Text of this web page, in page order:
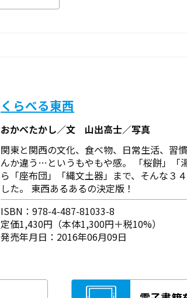
くらべる東西
おかべたかし／文 山出高士／写真
関東と関西の文化、食べ物、日常生活、習
んか違う…というもやもや感。 「桜餅」「
ら「座布団」「縄文土器」まで、そんな３
した。 東西あるあるの決定版！
ISBN：978-4-487-81033-8
定価1,430円（本体1,300円＋税10%）
発売年月日：2016年06月09日